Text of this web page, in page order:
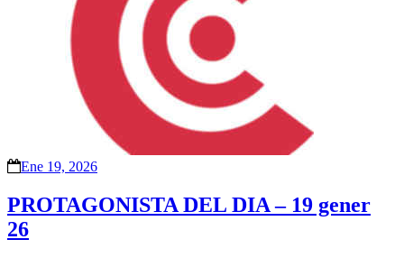
Ene 19, 2026
PROTAGONISTA DEL DIA – 19 gener
26